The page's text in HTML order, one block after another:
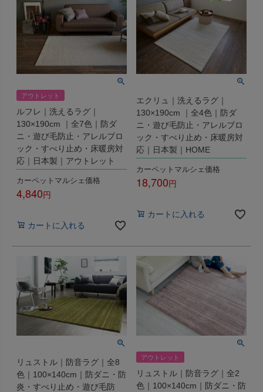
アウトレット
ルフレ｜洗えるラグ｜
130×190cm ｜全7色｜防ダ
ニ・遊び毛防止・アレルブロ
ック・すべり止め・床暖房対
応｜日本製｜アウトレット
カーペットマルシェ価格
4,840
カートに入れる
エクリュ｜洗えるラグ｜
130×190cm ｜全4色｜防ダ
ニ・遊び毛防止・アレルブロ
ック・すべり止め・床暖房対
応｜日本製｜HOME
カーペットマルシェ価格
18,700
カートに入れる
リュストル｜防音ラグ｜全8
色｜100×140cm｜防ダニ・防
炎・すべり止め・遊び毛防
アウトレット
リュストル｜防音ラグ｜全2
色｜100×140cm｜防ダニ・防